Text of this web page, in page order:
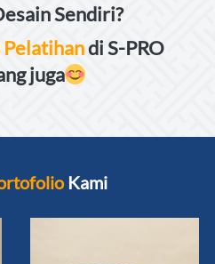
Sendiri?
Pelatihan di S-PRO
juga
Kami